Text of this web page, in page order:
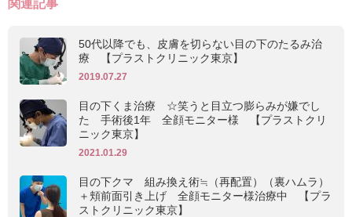
関連記事
50代以降でも、皮膚を切らない目の下のたるみ治
療 【プラストクリニック東京】
2019.07.27
目の下くま治療 ☆笑うと目立つ膨らみが嫌でし
た 手術後1年 全顔モニター様 【プラストクリ
ニック東京】
2021.01.29
目の下クマ 組み換え術≒（再配置）（裏ハムラ）
＋頬前面引き上げ 全顔モニター様治療中 【プラ
ストクリニック東京】